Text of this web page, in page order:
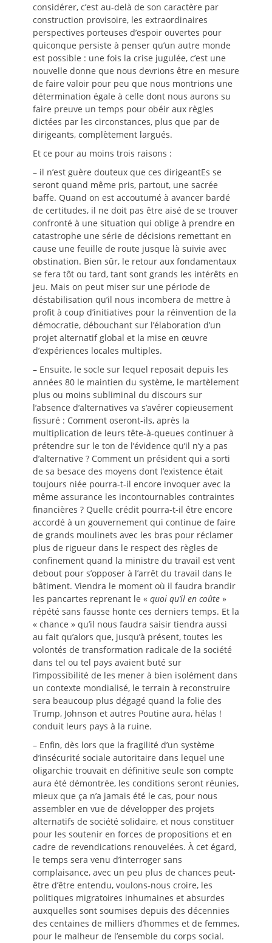
considérer, c’est au-delà de son caractère par
construction provisoire, les extraordinaires
perspectives porteuses d’espoir ouvertes pour
quiconque persiste à penser qu’un autre monde
est possible : une fois la crise jugulée, c’est une
nouvelle donne que nous devrions être en mesure
de faire valoir pour peu que nous montrions une
détermination égale à celle dont nous aurons su
faire preuve un temps pour obéir aux règles
dictées par les circonstances, plus que par de
dirigeants, complètement largués.
Et ce pour au moins trois raisons :
– il n’est guère douteux que ces dirigeantEs se
seront quand même pris, partout, une sacrée
baffe. Quand on est accoutumé à avancer bardé
de certitudes, il ne doit pas être aisé de se trouver
confronté à une situation qui oblige à prendre en
catastrophe une série de décisions remettant en
cause une feuille de route jusque là suivie avec
obstination. Bien sûr, le retour aux fondamentaux
se fera tôt ou tard, tant sont grands les intérêts en
jeu. Mais on peut miser sur une période de
déstabilisation qu’il nous incombera de mettre à
profit à coup d’initiatives pour la réinvention de la
démocratie, débouchant sur l’élaboration d’un
projet alternatif global et la mise en œuvre
d’expériences locales multiples.
– Ensuite, le socle sur lequel reposait depuis les
années 80 le maintien du système, le martèlement
plus ou moins subliminal du discours sur
l’absence d’alternatives va s’avérer copieusement
fissuré : Comment oseront-ils, après la
multiplication de leurs tête-à-queues continuer à
prétendre sur le ton de l’évidence qu’il n’y a pas
d’alternative ? Comment un président qui a sorti
de sa besace des moyens dont l’existence était
toujours niée pourra-t-il encore invoquer avec la
même assurance les incontournables contraintes
financières ? Quelle crédit pourra-t-il être encore
accordé à un gouvernement qui continue de faire
de grands moulinets avec les bras pour réclamer
plus de rigueur dans le respect des règles de
confinement quand la ministre du travail est vent
debout pour s’opposer à l’arrêt du travail dans le
bâtiment. Viendra le moment où il faudra brandir
les pancartes reprenant le « quoi qu’il en coûte »
répété sans fausse honte ces derniers temps. Et la
« chance » qu’il nous faudra saisir tiendra aussi
au fait qu’alors que, jusqu’à présent, toutes les
volontés de transformation radicale de la société
dans tel ou tel pays avaient buté sur
l’impossibilité de les mener à bien isolément dans
un contexte mondialisé, le terrain à reconstruire
sera beaucoup plus dégagé quand la folie des
Trump, Johnson et autres Poutine aura, hélas !
conduit leurs pays à la ruine.
– Enfin, dès lors que la fragilité d’un système
d’insécurité sociale autoritaire dans lequel une
oligarchie trouvait en définitive seule son compte
aura été démontrée, les conditions seront réunies,
mieux que ça n’a jamais été le cas, pour nous
assembler en vue de développer des projets
alternatifs de société solidaire, et nous constituer
pour les soutenir en forces de propositions et en
cadre de revendications renouvelées. À cet égard,
le temps sera venu d’interroger sans
complaisance, avec un peu plus de chances peut-
être d’être entendu, voulons-nous croire, les
politiques migratoires inhumaines et absurdes
auxquelles sont soumises depuis des décennies
des centaines de milliers d’hommes et de femmes,
pour le malheur de l’ensemble du corps social.